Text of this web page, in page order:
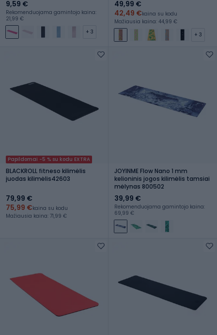
9,59 €
Rekomenduojama gamintojo kaina:
21,99 €
+ 3
49,99 €
42,49 €kaina su kodu
Mažiausia kaina: 44,99 €
+ 3
Papildomai -5 % su kodu EXTRA
BLACKROLL fitneso kilimėlis
juodas kilimėlis42603
79,99 €
75,99 €kaina su kodu
Mažiausia kaina: 71,99 €
JOYINME Flow Nano 1 mm
kelioninis jogos kilimėlis tamsiai
mėlynas 800502
39,99 €
Rekomenduojama gamintojo kaina:
69,99 €